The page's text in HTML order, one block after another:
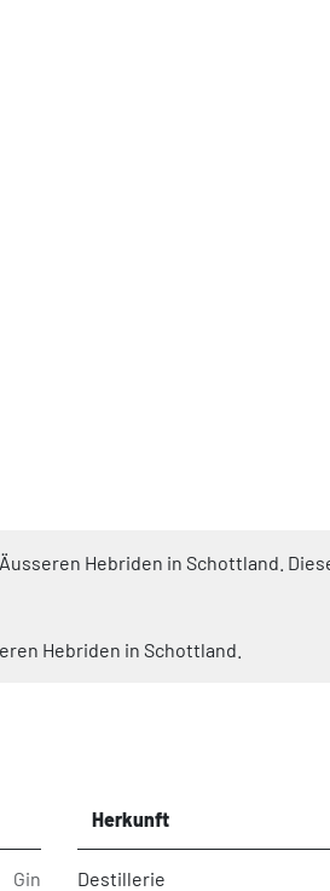
Hebriden in Schottland.
Hebriden in Schottland.
Gin
Herkunft
Destillerie